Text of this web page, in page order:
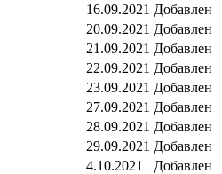
16.09.2021 Добавлен
20.09.2021 Добавлен
21.09.2021 Добавлен
22.09.2021 Добавлен
23.09.2021 Добавлен
27.09.2021 Добавлен
28.09.2021 Добавлен
29.09.2021 Добавлен
4.10.2021
Добавлен